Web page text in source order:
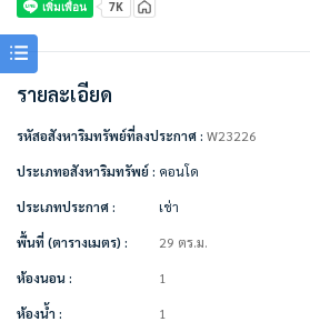
– ค่าเช่าเดือนแรก 1 เดือน = 11,000 บาท
– ค่าประกัน 2 เดือน = 22,000 บาท
– รวมเป็นเงิน 33,000 บาท
————————–
เครื่องใช้ไฟฟ้า/ตกแต่งเฟอร์นิเจอร์พร้อมอยู่
• แอร์ 2 เครื่อง
• ทีวี
• ไมโครเวฟ
• หม้อทอดไร้น้ำมัน
• เครื่องทำน้ำอุ่น
• เตียง + ที่นอน
• ตู้เสื้อผ้า Built In
• ผ้าม่าน 2 ชั้น
รายละเอียด
รหัสอสังหาริมทรัพย์ที่ลงประกาศ : W23226
ประเภทอสังหาริมทรัพย์ : คอนโด
ประเภทประกาศ :
เช่า
พื้นที่ (ตารางเมตร) :
29 ตร.ม.
ห้องนอน :
1
ห้องน้ำ :
1